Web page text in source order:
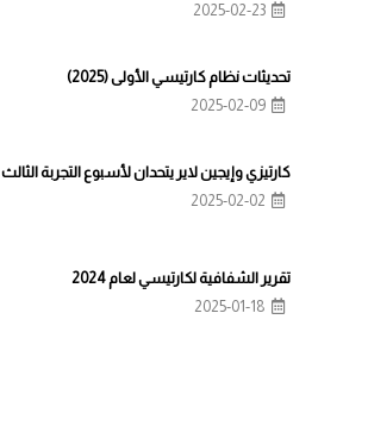
2025-02-23
تحديثات نظام كارتيسي الأولى (2025)
2025-02-09
كارتيزي وإيجين لاير يتحدان لأسبوع التجربة الثالث
2025-02-02
تقرير الشفافية لكارتيسي لعام 2024
2025-01-18